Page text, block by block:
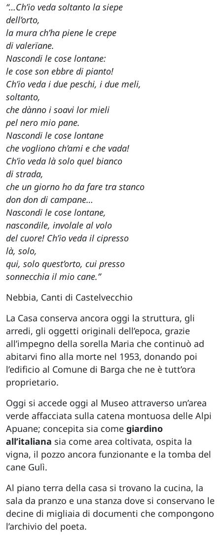
“…Ch’io veda soltanto la siepe
dell’orto,
la mura ch’ha piene le crepe
di valerïane.
Nascondi le cose lontane:
le cose son ebbre di pianto!
Ch’io veda i due peschi, i due meli,
soltanto,
che dànno i soavi lor mieli
pel nero mio pane.
Nascondi le cose lontane
che vogliono ch’ami e che vada!
Ch’io veda là solo quel bianco
di strada,
che un giorno ho da fare tra stanco
don don di campane…
Nascondi le cose lontane,
nascondile, involale al volo
del cuore! Ch’io veda il cipresso
là, solo,
qui, solo quest’orto, cui presso
sonnecchia il mio cane.”
Nebbia, Canti di Castelvecchio
La Casa conserva ancora oggi la struttura, gli
arredi, gli oggetti originali dell’epoca, grazie
all’impegno della sorella Maria che continuò ad
abitarvi fino alla morte nel 1953, donando poi
l’edificio al Comune di Barga che ne è tutt’ora
proprietario.
Oggi si accede oggi al Museo attraverso un’area
verde affacciata sulla catena montuosa delle Alpi
Apuane; concepita sia come giardino
all’italiana sia come area coltivata, ospita la
vigna, il pozzo ancora funzionante e la tomba del
cane Gulì.
Al piano terra della casa si trovano la cucina, la
sala da pranzo e una stanza dove si conservano le
decine di migliaia di documenti che compongono
l’archivio del poeta.